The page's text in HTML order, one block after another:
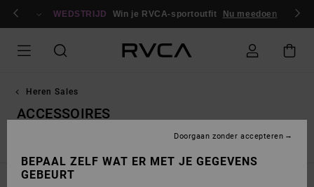
NAAR/ registrerenWEDSTRIJD Win je RVCA-sportoutfit Nu meedoen
Heren Sales
ACCESSOIRES
BEPAAL ZELF WAT ER MET JE GEGEVENS
GEBEURT
Doorgaan zonder accepteren